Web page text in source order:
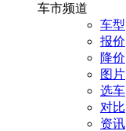
车市频道
车型
报价
降价
图片
选车
对比
资讯